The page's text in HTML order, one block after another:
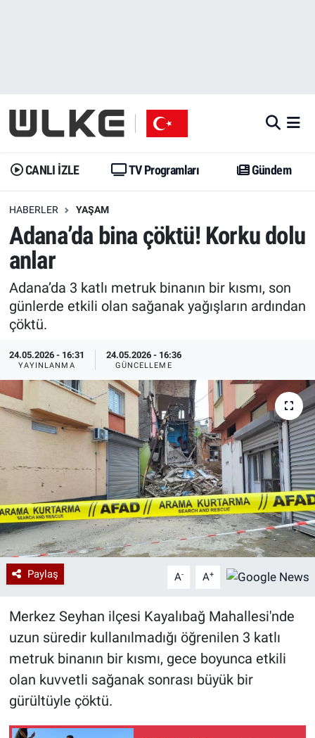
CANLI İZLE TV Programları Gündem
HABERLER YAŞAM
Adana’da bina çöktü! Korku dolu
anlar
Adana’da 3 katlı metruk binanın bir kısmı, son
günlerde etkili olan sağanak yağışların ardından
çöktü.
24.05.2026 - 16:31
YAYINLANMA
24.05.2026 - 16:36
GÜNCELLEME
Paylaş A- A+
Merkez Seyhan ilçesi Kayalıbağ Mahallesi'nde
uzun süredir kullanılmadığı öğrenilen 3 katlı
metruk binanın bir kısmı, gece boyunca etkili
olan kuvvetli sağanak sonrası büyük bir
gürültüyle çöktü.
Gündem
Dünya
Erişim Bilgileri
Ekonomi
Trend
Yazarlar
Gündem
Trend
Erişim Bilgileri
Spor
Ekonomi
Medya
Özel Haberler
Kadın
Erişim Bilgileri
Sağlık
Teknoloji
İstanbul Namaz Vakitleri
Trafik Durumu
Erişim Bilgileri
Tüm Manşetler
Son Dakika Haberleri